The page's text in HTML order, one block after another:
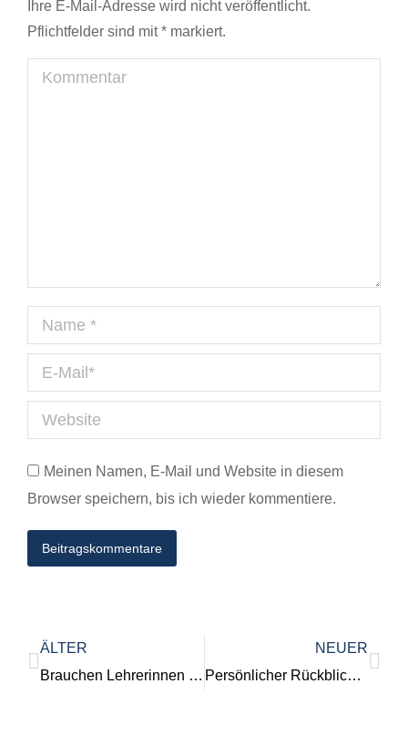
Ihre E-Mail-Adresse wird nicht veröffentlicht.
Pflichtfelder sind mit* markiert.
Kommentar
Name *
E-Mail *
Website
Meinen Namen, E-Mail und Website in diesem
Browser speichern, bis ich wieder kommentiere.
Beitragskommentare
ÄLTER
Brauchen Lehrerinnen und Lehrer einen Dienstrechner? Aus der Perspektive eines Nicht-Lehrers.
NEUER
Persönlicher Rückblick zum JFMH 2018